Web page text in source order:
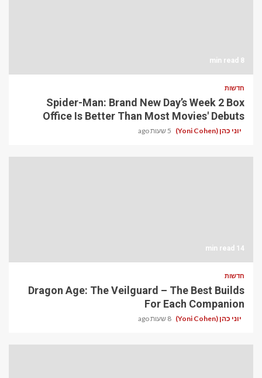
8 min read
חדשות
Spider-Man: Brand New Day’s Week 2 Box
Office Is Better Than Most Movies' Debuts
יוני כהן (Yoni Cohen) 5 שעות ago
14 min read
חדשות
Dragon Age: The Veilguard – The Best Builds
For Each Companion
יוני כהן (Yoni Cohen) 8 שעות ago